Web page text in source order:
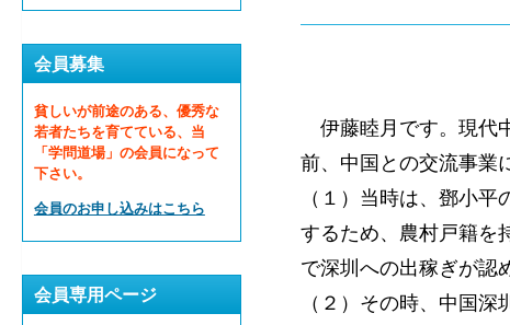
伊藤睦月です。現代
前、中国との交流事業
（１）当時は、鄧小
するため、農村戸籍を
で深圳への出稼ぎが認
（２）その時、中国
会員募集
貧しいが前途のある、優秀な
若者たちを育てている、当
「学問道場」の会員になって
下さい。
会員のお申し込みはこちら
会員専用ページ